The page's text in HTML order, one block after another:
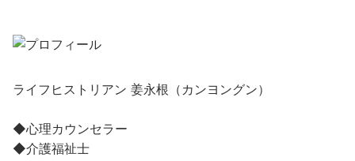
ライフヒストリアン 姜永根（カンヨングン）
◆心理カウンセラー
◆介護福祉士